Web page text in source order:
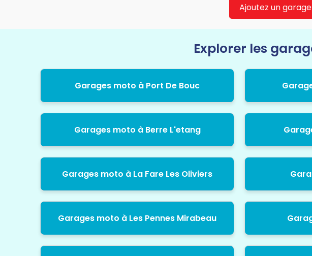
Ajoutez un
Explorer les
Garages moto à Port De Bouc
Garages moto à Berre L'etang
Garages moto à La Fare Les Oliviers
Garages moto à Les Pennes Mirabeau